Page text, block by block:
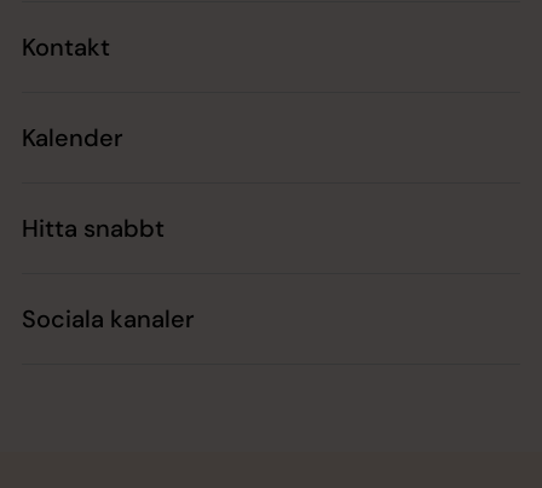
Kontakt
Kalender
Hitta snabbt
Sociala kanaler